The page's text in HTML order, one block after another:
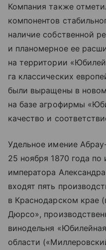
Компания также
компонентов
наличие собственной
и планомерное ее
на территории
га классических
были выращены в
на базе агрофирмы
качество и
Удельное имение
25 ноября 1870 года по
императора
входят пять
в Краснодарском крае
Дюрсо»,
винодельня
области